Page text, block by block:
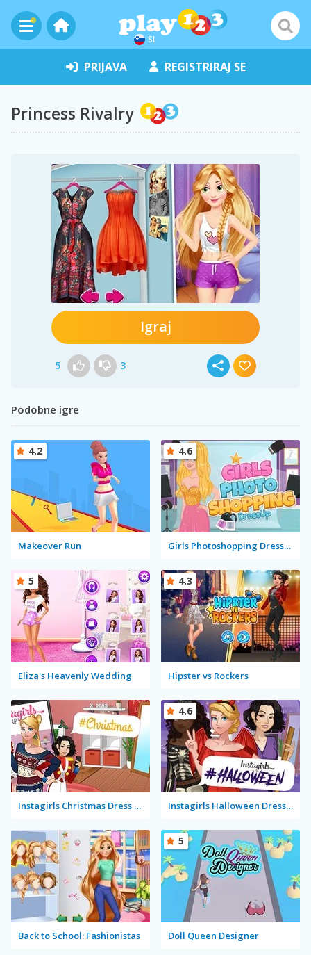
SI
PRIJAVA REGISTRIRAJ SE
Princess Rivalry
Igraj
5 3
Podobne igre
Makeover Run
4.2
Girls Photoshopping Dressup
4.6
Eliza's Heavenly Wedding
5
Hipster vs Rockers
4.3
Instagirls Christmas Dress Up Instagirls Halloween Dress Up
4.6
Back to School: Fashionistas Doll Queen Designer
5